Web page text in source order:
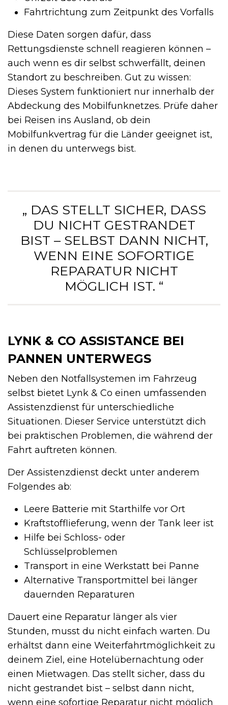
Fahrtrichtung zum Zeitpunkt des Vorfalls
Diese Daten sorgen dafür, dass
Rettungsdienste schnell reagieren können –
auch wenn es dir selbst schwerfällt, deinen
Standort zu beschreiben. Gut zu wissen:
Dieses System funktioniert nur innerhalb der
Abdeckung des Mobilfunknetzes. Prüfe daher
bei Reisen ins Ausland, ob dein
Mobilfunkvertrag für die Länder geeignet ist,
in denen du unterwegs bist.
„ DAS STELLT SICHER, DASS
DU NICHT GESTRANDET
BIST – SELBST DANN NICHT,
WENN EINE SOFORTIGE
REPARATUR NICHT
MÖGLICH IST. “
LYNK & CO ASSISTANCE BEI
PANNEN UNTERWEGS
Neben den Notfallsystemen im Fahrzeug
selbst bietet Lynk & Co einen umfassenden
Assistenzdienst für unterschiedliche
Situationen. Dieser Service unterstützt dich
bei praktischen Problemen, die während der
Fahrt auftreten können.
Der Assistenzdienst deckt unter anderem
Folgendes ab:
Leere Batterie mit Starthilfe vor Ort
Kraftstofflieferung, wenn der Tank leer ist
Hilfe bei Schloss- oder
Schlüsselproblemen
Transport in eine Werkstatt bei Panne
Alternative Transportmittel bei länger
dauernden Reparaturen
Dauert eine Reparatur länger als vier
Stunden, musst du nicht einfach warten. Du
erhältst dann eine Weiterfahrtmöglichkeit zu
deinem Ziel, eine Hotelübernachtung oder
einen Mietwagen. Das stellt sicher, dass du
nicht gestrandet bist – selbst dann nicht,
wenn eine sofortige Reparatur nicht möglich